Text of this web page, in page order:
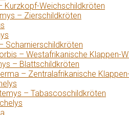
Kurzkopf-Weichschildkröten
– Zierschildkröten
Scharnierschildkröten
– Westafrikanische Klappen-
– Blattschildkröten
– Zentralafrikanische
– Tabascoschildkröten